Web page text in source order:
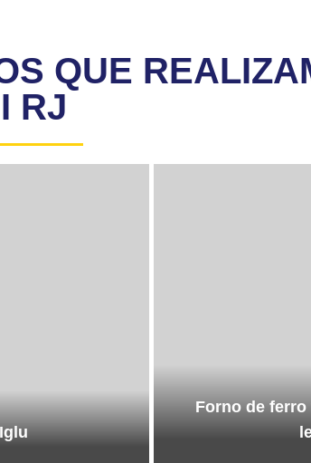
QUE
RJ
Forno de